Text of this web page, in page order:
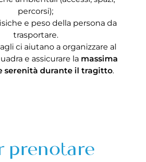
percorsi);
e peso della persona da
trasportare.
ci aiutano a organizzare al
e assicurare la massima
serenità durante il tragitto.
prenotare